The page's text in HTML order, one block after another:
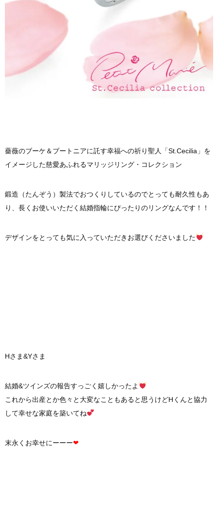
薔薇のブーケ＆ブートニアに託す幸福への祈り聖人「St.Cecilia」を
イメージした慈愛あふれるマリッジリング・コレクション
鍛造（たんぞう）製法でおつくりしているのでとっても耐久性もあ
り、長くお使いいただく結婚指輪にぴったりのリングなんです！！
デザインをとっても気に入っていただきお選びくださいました
Hさま&Yさま
結婚&ツインズの報告すっごく嬉しかったよ
これから出産とか色々と大変なこともあると思うけどHくんと協力
して幸せな家庭を築いてね
末永くお幸せにーーー❤︎